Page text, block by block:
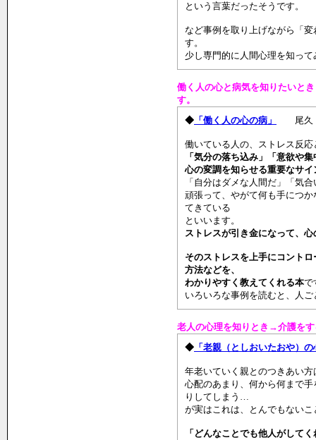
という言葉だったそうです。
など事例を取り上げながら「
す。
少し専門的に人間心理を知っ
働く人の心と病気を知りたいと
す。
◆ 「働く人の心の病」 尾久
働いている人の、ストレス反応
「気分の落ち込み」「意欲や
心の変調を知らせる重要なサイ
「自分はダメな人間だ」「気
頑張って、やがて何も手につ
てきている
といいます。
ストレスが引き金になって、
そのストレスを上手にコント
方法などを、
わかりやすく教えてくれる本で
いろいろな事例を読むと、人
老人の心理を知りとき→介護を
◆ 「老親（としおいたおや）
年老いていく親とのつきあい
心配のあまり、何から何まで
りしてしまう…
が実はこれは、とんでもない
「どんなことでも他人がして